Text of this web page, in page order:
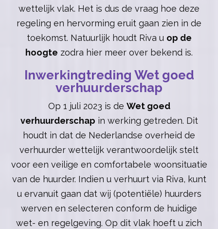
wettelijk vlak. Het is dus de vraag hoe deze
regeling en hervorming eruit gaan zien in de
toekomst. Natuurlijk houdt Riva u op de
hoogte zodra hier meer over bekend is.
Inwerkingtreding Wet goed
verhuurderschap
Op 1 juli 2023 is de Wet goed
verhuurderschap in werking getreden. Dit
houdt in dat de Nederlandse overheid de
verhuurder wettelijk verantwoordelijk stelt
voor een veilige en comfortabele woonsituatie
van de huurder. Indien u verhuurt via Riva, kunt
u ervanuit gaan dat wij (potentiële) huurders
werven en selecteren conform de huidige
wet- en regelgeving. Op dit vlak hoeft u zich